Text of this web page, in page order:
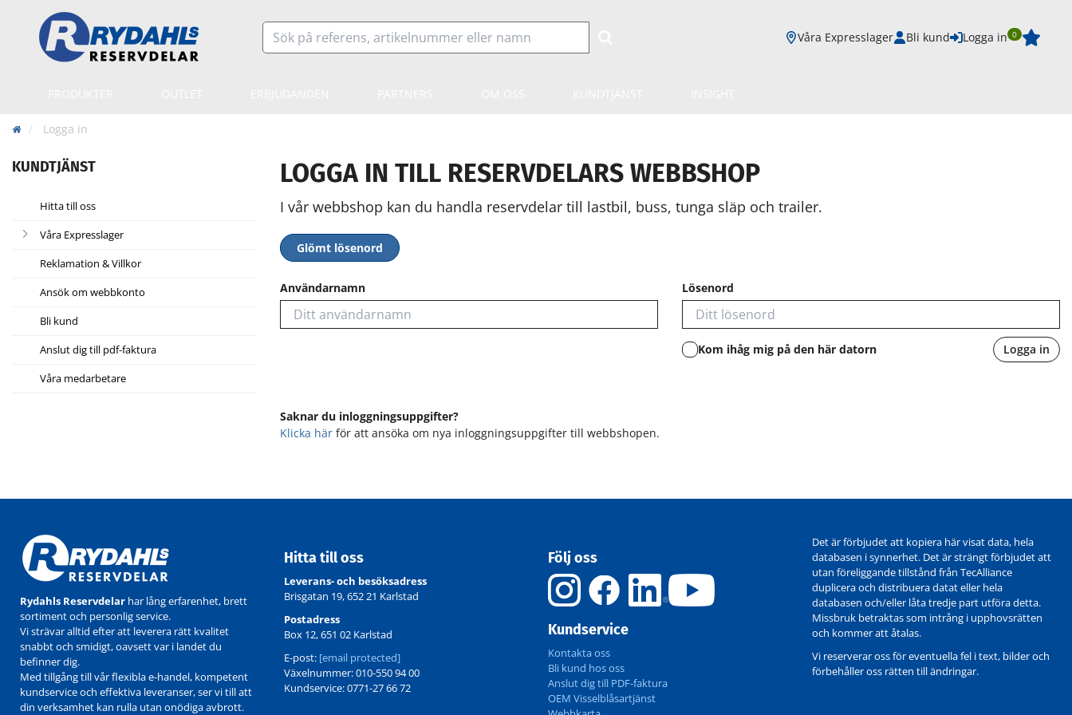
Våra Expresslager Bli kund Logga in 0
Logga in
KUNDTJÄNST
Hitta till oss
Våra Expresslager
Reklamation & Villkor
Ansök om webbkonto
Bli kund
Anslut dig till pdf-faktura
Våra medarbetare
LOGGA IN TILL RESERVDELARS WEBBSHOP
I vår webbshop kan du handla reservdelar till lastbil, buss, tunga släp och trailer.
Glömt lösenord
Användarnamn Lösenord
Kom ihåg mig på den här datorn Logga in
Saknar du inloggningsuppgifter?
Klicka här för att ansöka om nya inloggningsuppgifter till webbshopen.
Rydahls Reservdelar har lång erfarenhet, brett
sortiment och personlig service.
Vi strävar alltid efter att leverera rätt kvalitet
snabbt och smidigt, oavsett var i landet du
befinner dig.
Med tillgång till vår flexibla e-handel, kompetent
kundservice och effektiva leveranser, ser vi till att
din verksamhet kan rulla utan onödiga avbrott.
Hitta till oss
Leverans- och besöksadress
Brisgatan 19, 652 21 Karlstad
Postadress
Box 12, 651 02 Karlstad
E-post: [email protected]
Växelnummer: 010-550 94 00
Kundservice: 0771-27 66 72
Följ oss
Kundservice
Kontakta oss
Bli kund hos oss
Anslut dig till PDF-faktura
OEM Visselblåsartjänst
Det är förbjudet att kopiera här visat data, hela
databasen i synnerhet. Det är strängt förbjudet att
utan föreliggande tillstånd från TecAlliance
duplicera och distribuera datat eller hela
databasen och/eller låta tredje part utföra detta.
Missbruk betraktas som intrång i upphovsrätten
och kommer att åtalas.
Vi reserverar oss för eventuella fel i text, bilder och
förbehåller oss rätten till ändringar.